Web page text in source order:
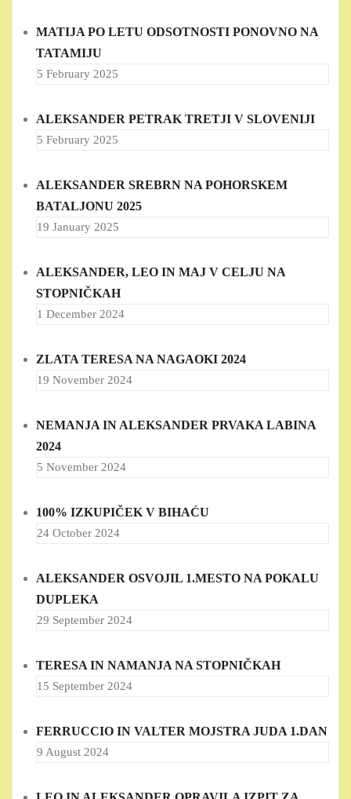
MATIJA PO LETU ODSOTNOSTI PONOVNO NA
TATAMIJU
5 February 2025
ALEKSANDER PETRAK TRETJI V SLOVENIJI
5 February 2025
ALEKSANDER SREBRN NA POHORSKEM
BATALJONU 2025
19 January 2025
ALEKSANDER, LEO IN MAJ V CELJU NA
STOPNIČKAH
1 December 2024
ZLATA TERESA NA NAGAOKI 2024
19 November 2024
NEMANJA IN ALEKSANDER PRVAKA LABINA
2024
5 November 2024
100% IZKUPIČEK V BIHAĆU
24 October 2024
ALEKSANDER OSVOJIL 1.MESTO NA POKALU
DUPLEKA
29 September 2024
TERESA IN NAMANJA NA STOPNIČKAH
15 September 2024
FERRUCCIO IN VALTER MOJSTRA JUDA 1.DAN
9 August 2024